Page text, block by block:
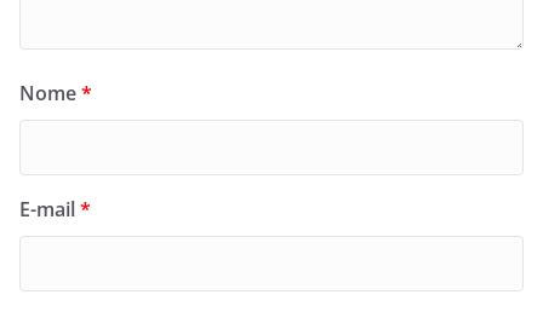
Nome*
E-mail*